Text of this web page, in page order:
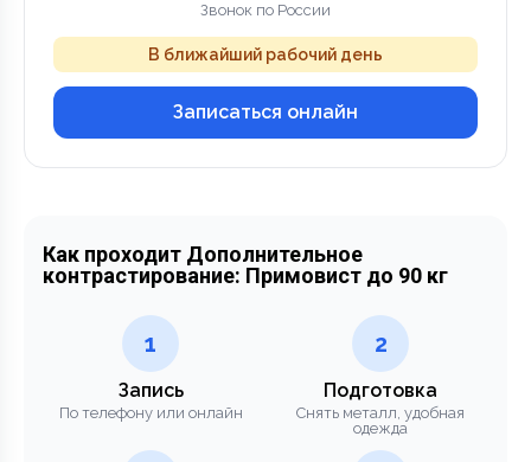
Звонок по России
В ближайший рабочий день
Записаться онлайн
Как проходит Дополнительное
контрастирование: Примовист до 90 кг
1
Запись
По телефону или онлайн
2
Подготовка
Снять металл, удобная
одежда